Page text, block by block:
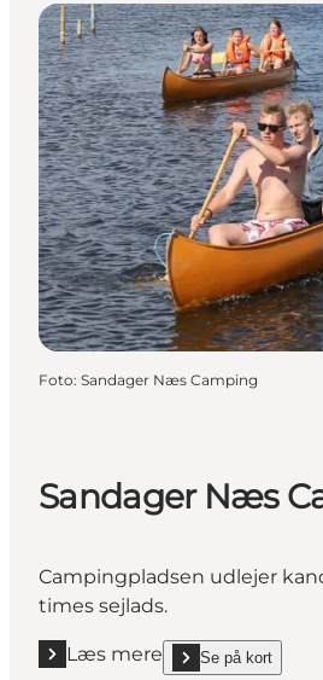
Foto: Sandager Næs Camping
Sandager Næs
Campingpladsen udlejer
times sejlads.
Læs mere
Læs mere "Sandager Næs
Se på kort
show Sandager Næs